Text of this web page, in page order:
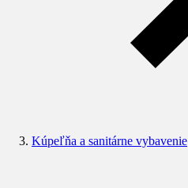
Kúpeľňa a sanitárne vybavenie